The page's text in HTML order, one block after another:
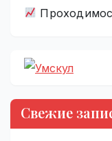
Свежие